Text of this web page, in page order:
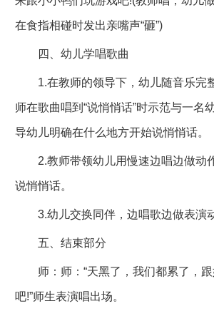
在食指相碰时发出亲嘴声“砸”)
四、幼儿学唱歌曲
1.在教师的领导下，幼儿随音乐完
师在歌曲唱到“说悄悄话”时示范与一名
导幼儿明确在什么地方开始说悄悄话。
2.教师带领幼儿用慢速边唱边做动
说悄悄话。
3.幼儿交换同伴，边唱歌边做表演动
五、结束部分
师：师：“天黑了，我们都累了，跟
吧!”师生表演唱出场。